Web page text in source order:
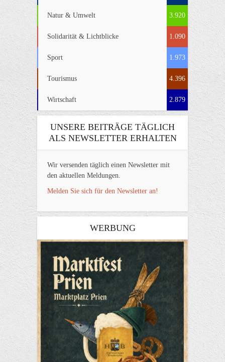
Natur & Umwelt 3.920
Solidarität & Lichtblicke 1.090
Sport 1.973
Tourismus 4.396
Wirtschaft 2.879
UNSERE BEITRÄGE TÄGLICH
ALS NEWSLETTER ERHALTEN
Wir versenden täglich einen Newsletter mit
den aktuellen Meldungen.
Melden Sie sich für den Newsletter an!
WERBUNG